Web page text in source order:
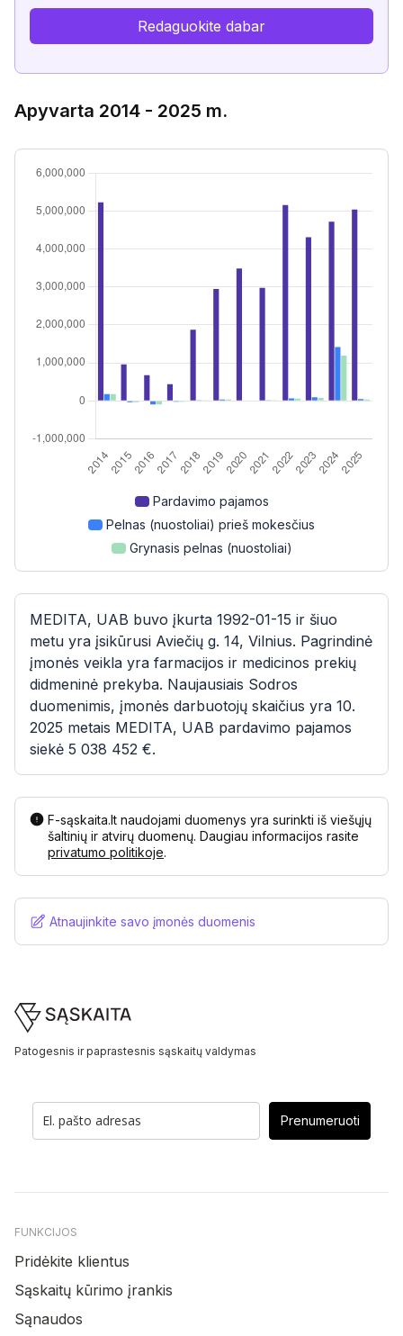
Redaguokite dabar
Apyvarta 2014 - 2025 m.
Pardavimo pajamos
Pelnas (nuostoliai) prieš mokesčius
Grynasis pelnas (nuostoliai)
MEDITA, UAB buvo įkurta 1992-01-15 ir šiuo
metu yra įsikūrusi Aviečių g. 14, Vilnius. Pagrindinė
įmonės veikla yra farmacijos ir medicinos prekių
didmeninė prekyba. Naujausiais Sodros
duomenimis, įmonės darbuotojų skaičius yra 10.
2025 metais MEDITA, UAB pardavimo pajamos
siekė 5 038 452 €.
F-sąskaita.lt naudojami duomenys yra surinkti iš viešųjų
šaltinių ir atvirų duomenų. Daugiau informacijos rasite
privatumo politikoje.
Atnaujinkite savo įmonės duomenis
Footer
Patogesnis ir paprastesnis sąskaitų valdymas
Prenumeruoti
FUNKCIJOS
Pridėkite klientus
Sąskaitų kūrimo įrankis
Sąnaudos